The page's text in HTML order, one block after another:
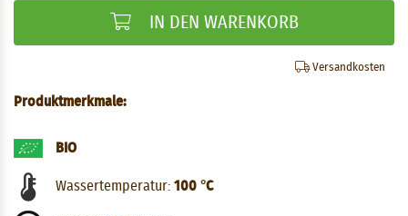
IN DEN WARENKORB
Versandkosten
Produktmerkmale:
BIO
Wassertemperatur: 100 °C